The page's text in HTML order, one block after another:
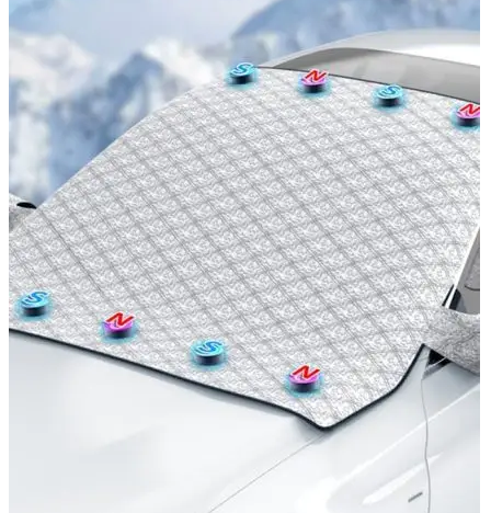
Navigatie Audi A3 8p
Navigatie Audi A4
Navigatie Audi A4 B6
Navigatie Audi A4 B7
Navigatie Audi A4 B8
Navigatie Audi A5
Navigatie Audi A6 C5
Navigatie Audi A6 C6
Navigatie Audi A6 C7
Navigatie Audi Q5
Ford
Navigație Ford Fiesta
Navigație Ford Focus 1
Navigație Ford Focus 2
Navigație Ford Focus MK3
Navigație Ford Mondeo MK3
Navigație Ford Mondeo MK4
Navigație Ford Transit
Mercedes
Navigație Mercedes C Class W203
Navigație Mercedes C Class W204
Navigație Mercedes W203
Navigație Mercedes W204
Navigație Mercedes W211
Navigație Mercedes Sprinter